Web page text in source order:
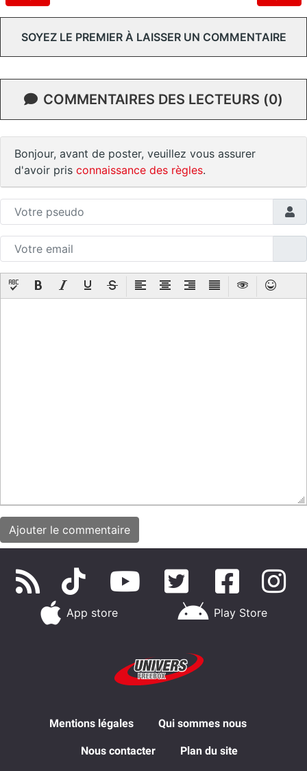
SOYEZ LE PREMIER À LAISSER UN COMMENTAIRE
COMMENTAIRES DES LECTEURS (0)
Bonjour, avant de poster, veuillez vous assurer
d'avoir pris connaissance des règles.
App store Play Store
Mentions légales Qui sommes nous
Nous contacter Plan du site